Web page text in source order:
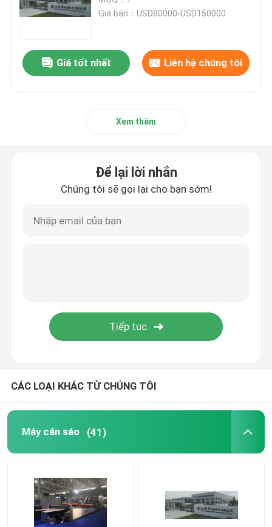
Máy ép các tông
máy dán thư mục
Máy xếp chồng tự động
Máy cán Litho
máy dán ống sáo
Máy ép màng dao xích
Máy ép các tông
Giá bán：USD80000-USD150000
Giá tốt nhất Liên hệ chúng tôi
Xem thêm
Để lại lời nhắn
Chúng tôi sẽ gọi lại cho bạn sớm!
CÁC LOẠI KHÁC TỪ CHÚNG TÔI
Máy cán sáo (41)